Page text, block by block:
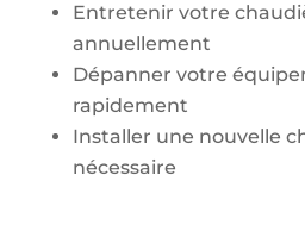
Entretenir votre
annuellement
Dépanner votre
rapidement
Installer une nouvelle
nécessaire